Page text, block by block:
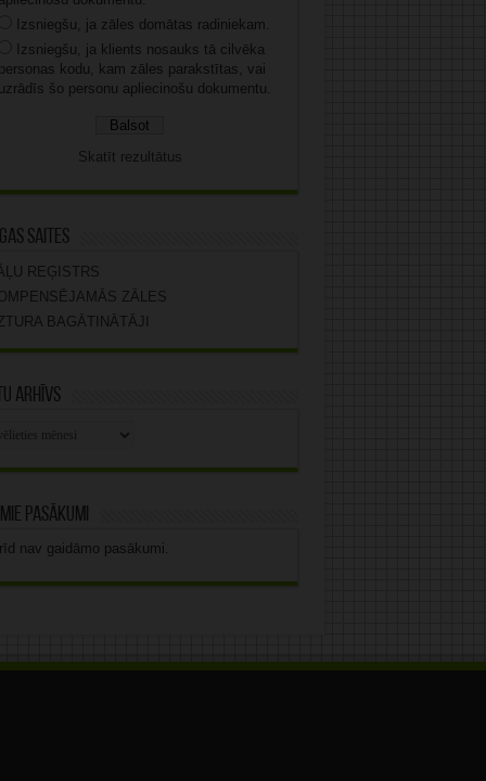
Izsniegšu, ja zāles domātas radiniekam.
Izsniegšu, ja klients nosauks tā cilvēka
kodu, kam zāles parakstītas, vai
šo personu apliecinošu dokumentu.
Skatīt rezultātus
saites
REĢISTRS
ZĀLES
BAGĀTINĀTĀJI
arhīvs
pasākumi
nav gaidāmo pasākumi.